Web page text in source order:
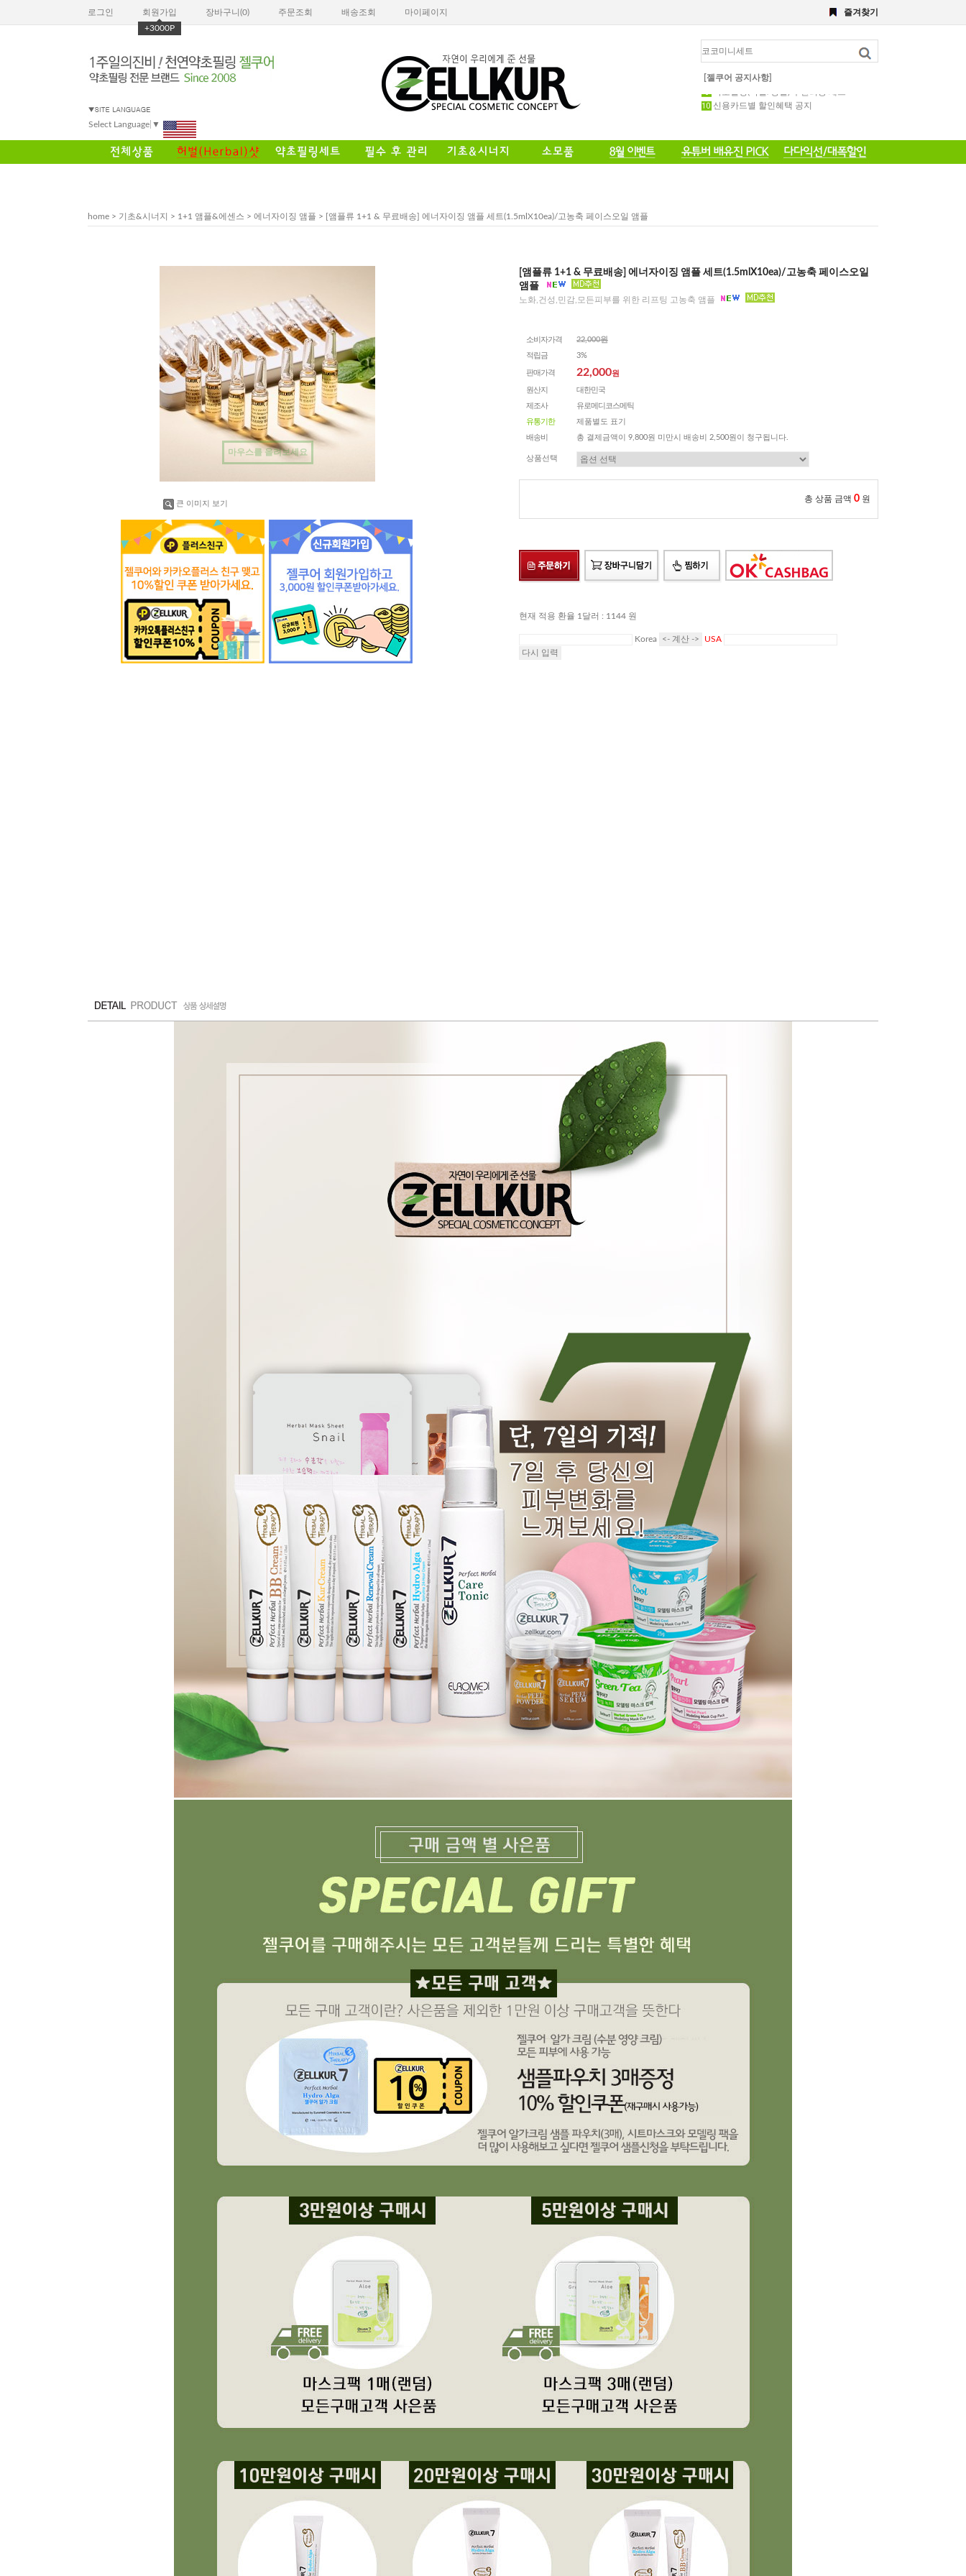
Select Language ▼
[젤쿠어 공지사항]
전화 주문 공지 이벤트
포토 후기 작성 요령 공지
8월 이벤트공지
약초필링(약필/강필) 후관리용 세트
신용카드별 할인혜택 공지
로그인 회원가입
+3000P
장바구니(0) 주문조회 배송조회 마이페이지 즐겨찾기
home > 기초&시너지 > 1+1 앰플&에센스 > 에너자이징 앰플 > [앰플류 1+1 & 무료배송] 에너자이징 앰플 세트(1.5mlX10ea)/고농축 페이스오일 앰플
마우스를 올려보세요
큰 이미지 보기
[앰플류 1+1 & 무료배송] 에너자이징 앰플 세트(1.5mlX10ea)/고농축 페이스오일
앰플
노화,건성,민감,모든피부를 위한 리프팅 고농축 앰플
소비자가격
22,000원
적립금
3%
판매가격 22,000원
원산지
대한민국
제조사
유로메디코스메틱
유통기한
제품별도 표기
배송비
총 결제금액이 9,800원 미만시 배송비 2,500원이 청구됩니다.
상품선택
총 상품 금액 0 원
현재 적용 환율 1달러 : 1144 원
Korea USA